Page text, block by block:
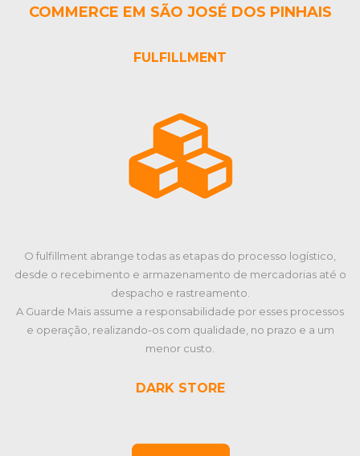
COMMERCE EM SÃO JOSÉ DOS PINHAIS
FULFILLMENT
O fulfillment abrange todas as etapas do processo logístico,
desde o recebimento e armazenamento de mercadorias até o
despacho e rastreamento.
A Guarde Mais assume a responsabilidade por esses processos
e operação, realizando-os com qualidade, no prazo e a um
menor custo.
DARK STORE